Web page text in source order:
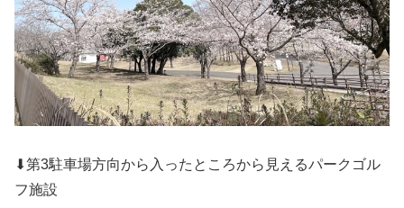
⬇第3駐車場方向から入ったところから見えるパークゴル
フ施設